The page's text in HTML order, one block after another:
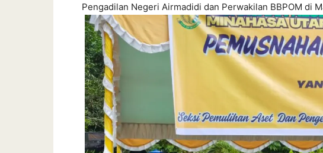
Pengadilan Negeri Airmadidi dan Perwakilan BBPOM di